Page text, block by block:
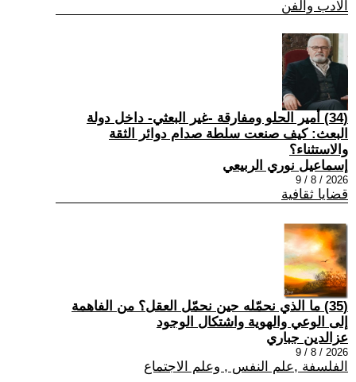
الادب والفن
(34) أمير الحلو ومفارقة -غير البعثي- داخل دولة
البعث: كيف صنعت سلطة صدام دوائر الثقة
والاستثناء؟
إسماعيل نوري الربيعي
2026 / 8 / 9
قضايا ثقافية
(35) ما الذي نحمّله حين نحمّل العقل؟ من الفاهمة
إلى الوعي والهوية واشتكال الوجود
عزالدين جباري
2026 / 8 / 9
الفلسفة ,علم النفس , وعلم الاجتماع